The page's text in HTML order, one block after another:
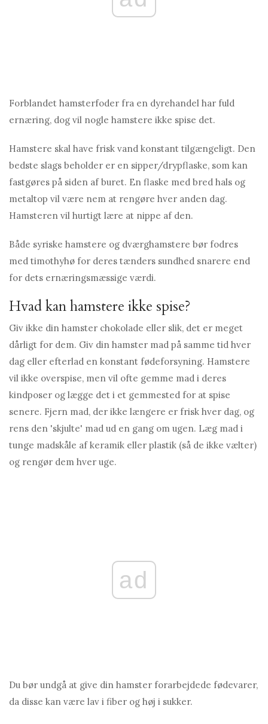
Forblandet hamsterfoder fra en dyrehandel har fuld
ernæring, dog vil nogle hamstere ikke spise det.
Hamstere skal have frisk vand konstant tilgængeligt. Den
bedste slags beholder er en sipper/drypflaske, som kan
fastgøres på siden af ​​buret. En flaske med bred hals og
metaltop vil være nem at rengøre hver anden dag.
Hamsteren vil hurtigt lære at nippe af den.
Både syriske hamstere og dværghamstere bør fodres
med timothyhø for deres tænders sundhed snarere end
for dets ernæringsmæssige værdi.
Hvad kan hamstere ikke spise?
Giv ikke din hamster chokolade eller slik, det er meget
dårligt for dem. Giv din hamster mad på samme tid hver
dag eller efterlad en konstant fødeforsyning. Hamstere
vil ikke overspise, men vil ofte gemme mad i deres
kindposer og lægge det i et gemmested for at spise
senere. Fjern mad, der ikke længere er frisk hver dag, og
rens den 'skjulte' mad ud en gang om ugen. Læg mad i
tunge madskåle af keramik eller plastik (så de ikke vælter)
og rengør dem hver uge.
ad
Du bør undgå at give din hamster forarbejdede fødevarer,
da disse kan være lav i fiber og høj i sukker.